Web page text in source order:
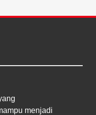
menjadi